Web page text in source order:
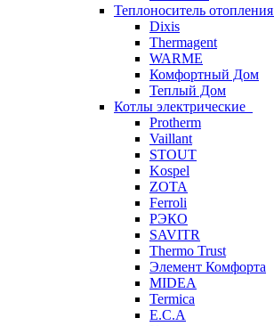
Теплоноситель отопления
Dixis
Thermagent
WARME
Комфортный Дом
Теплый Дом
Котлы электрические
Protherm
Vaillant
STOUT
Kospel
ZOTA
Ferroli
РЭКО
SAVITR
Thermo Trust
Элемент Комфорта
MIDEA
Termica
E.C.A